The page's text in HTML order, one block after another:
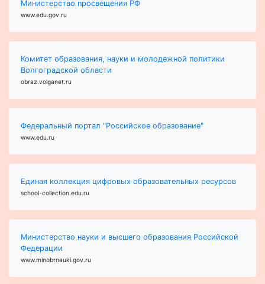
Министерство просвещения РФ
www.edu.gov.ru
Комитет образования, науки и молодежной политики
Волгоградской области
obraz.volganet.ru
Федеральный портал "Российское образование"
www.edu.ru
Единая коллекция цифровых образовательных ресурсов
school-collection.edu.ru
Министерство науки и высшего образования Российской
Федерации
www.minobrnauki.gov.ru